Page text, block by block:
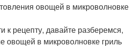
овощей в микроволновке
к рецепту, давайте разберемся,
овощей в микроволновке гриль